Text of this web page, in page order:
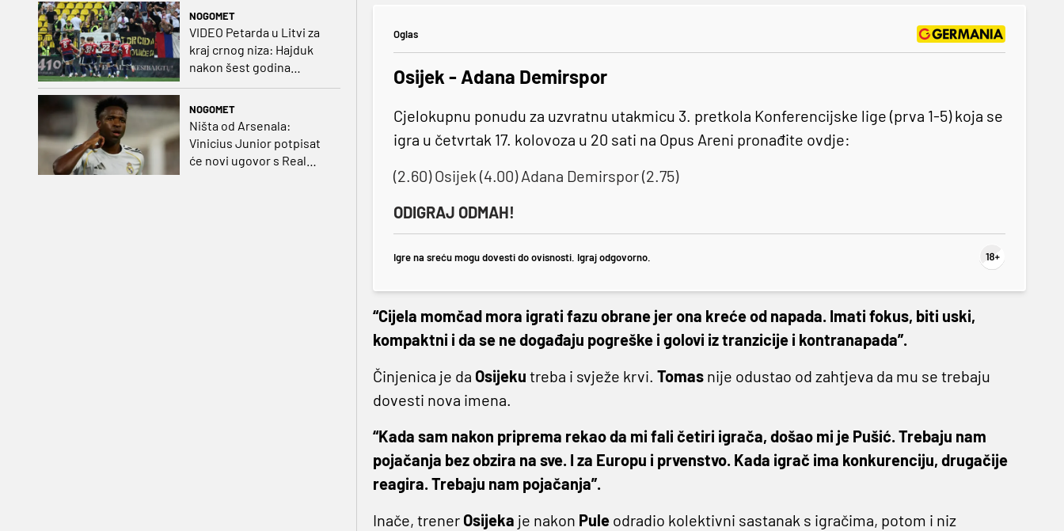
NOGOMET
VIDEO Petarda u Litvi za
kraj crnog niza: Hajduk
nakon šest godina
NOGOMET
Ništa od Arsenala:
Vinicius Junior potpisat
će novi ugovor s Real
Oglas
Osijek - Adana Demirspor
Cjelokupnu ponudu za uzvratnu utakmicu 3. pretkola Konferencijske lige (prva 1-5) koja se
igra u četvrtak 17. kolovoza u 20 sati na Opus Areni pronađite ovdje:
(2.60) Osijek (4.00) Adana Demirspor (2.75)
ODIGRAJ ODMAH!
Igre na sreću mogu dovesti do ovisnosti. Igraj odgovorno.
“Cijela momčad mora igrati fazu obrane jer ona kreće od napada. Imati fokus, biti uski,
kompaktni i da se ne događaju pogreške i golovi iz tranzicije i kontranapada”.
Činjenica je da Osijeku treba i svježe krvi. Tomasnije odustao od zahtjeva da mu se trebaju
dovesti nova imena.
“Kada sam nakon priprema rekao da mi fali četiri igrača, došao mi je Pušić. Trebaju nam
pojačanja bez obzira na sve. I za Europu i prvenstvo. Kada igrač ima konkurenciju, drugačije
reagira. Trebaju nam pojačanja”.
Inače, trener Osijeka je nakon Puleodradio kolektivni sastanak s igračima, potom i niz